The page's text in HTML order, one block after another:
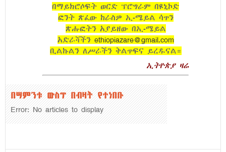
በማይክሮሶፍት ወርድ ፕሮግራም በዩኒኮድ
ፎንት ጽፈው ከራስዎ ኢ-ሜይል ሳጥን
ጽሑፎትን አያይዘው በኢ-ሜይል
አድራሻችን ethiopiazare@gmail.com
ቢልኩልን ለሥራችን ቅልጥፍና ይረዱናል።
ኢትዮጵያ ዛሬ
በሣምንቱ ውስጥ በብዛት የተነበቡ
Error: No articles to display